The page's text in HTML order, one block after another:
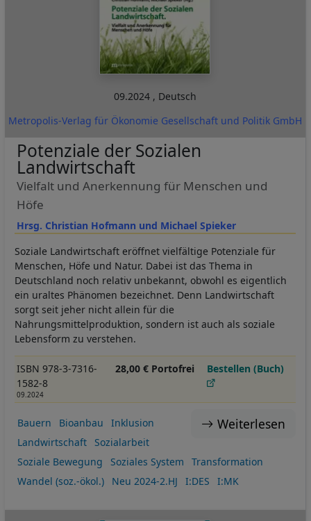
09.2024 , Deutsch
Metropolis-Verlag für Ökonomie Gesellschaft und Politik GmbH
Hrsg. Christian Hofmann und Michael Spieker
Potenziale der Sozialen
Landwirtschaft
Vielfalt und Anerkennung für Menschen und
Höfe
Soziale Landwirtschaft eröffnet vielfältige Potenziale für
Menschen, Höfe und Natur. Dabei ist das Thema in
Deutschland noch relativ unbekannt, obwohl es eigentlich
ein uraltes Phänomen bezeichnet. Denn Landwirtschaft
sorgt seit jeher nicht allein für die
Nahrungsmittelproduktion, sondern ist auch als soziale
Lebensform zu verstehen.
ISBN 978-3-7316-
1582-8
09.2024
28,00 € Portofrei Bestellen (Buch)
Weiterlesen
Bauern Bioanbau
Inklusion
Landwirtschaft
Sozialarbeit
Soziale Bewegung
Soziales System
Transformation
Wandel (soz.-ökol.)
Neu 2024-2.HJ I:DES I:MK